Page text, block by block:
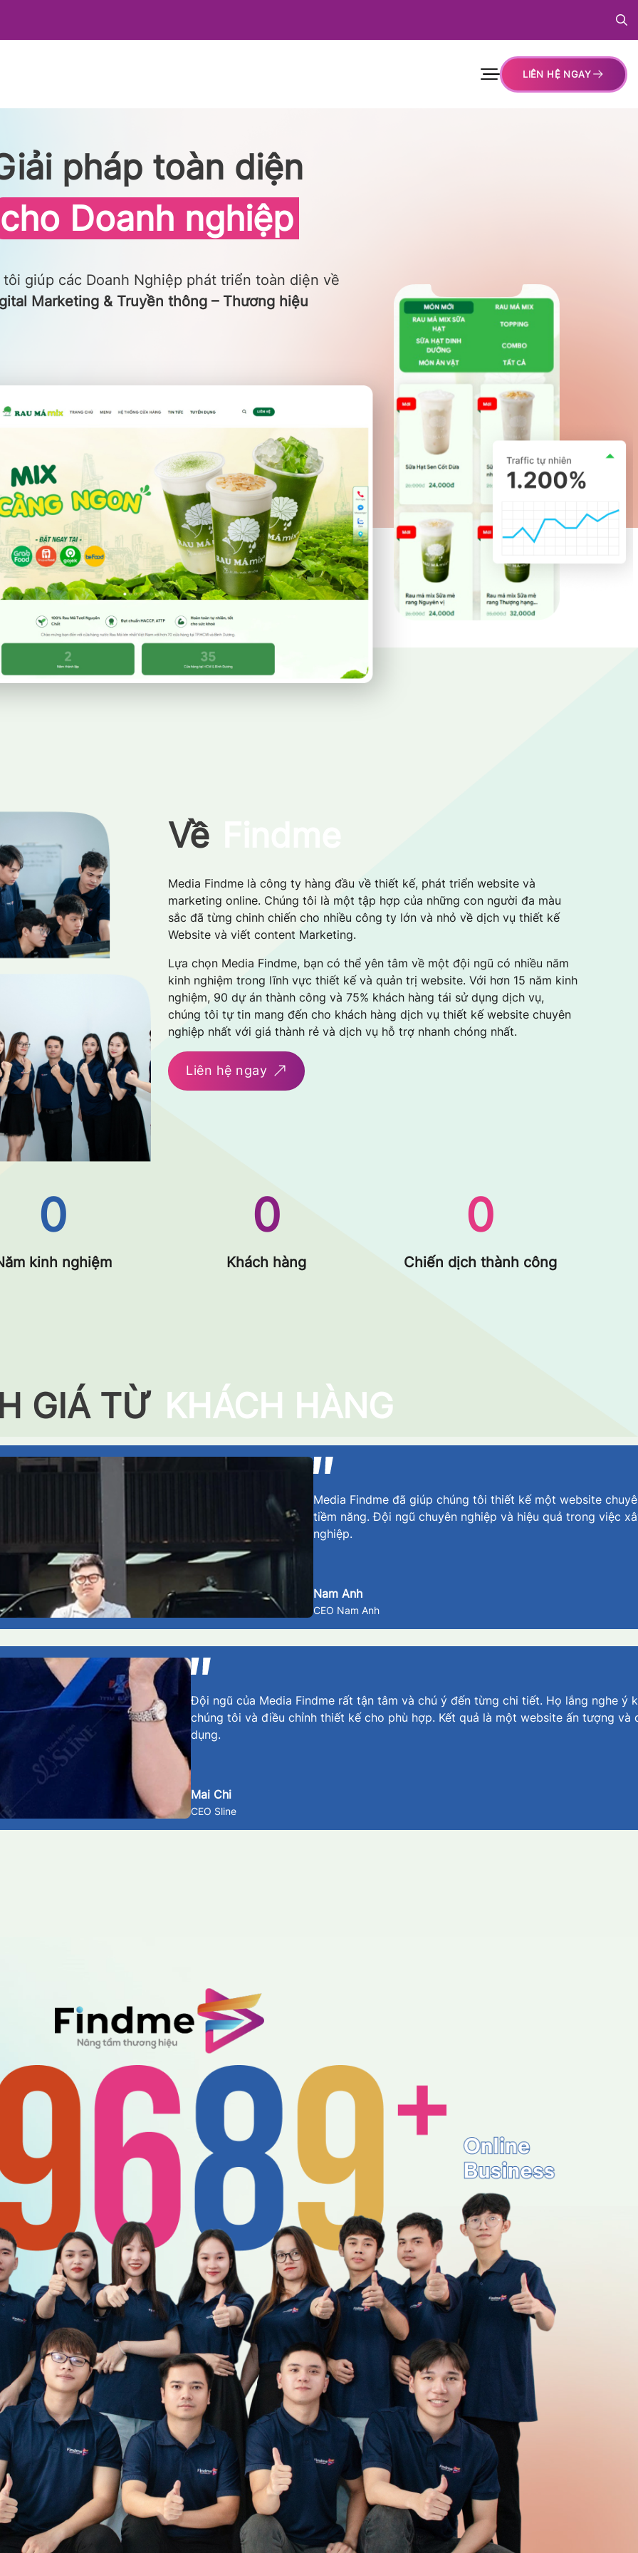
LIÊN HỆ NGAY
pháp toàn diện
cho Doanh nghiệp
giúp các Doanh Nghiệp phát triển toàn diện về
Marketing & Truyền thông – Thương hiệu
Về
Media Findme là công ty hàng đầu về thiết kế, phát triển website và
marketing online. Chúng tôi là một tập hợp của những con người đa màu
sắc đã từng chinh chiến cho nhiều công ty lớn và nhỏ về dịch vụ thiết kế
Website và viết content Marketing.
Lựa chọn Media Findme, bạn có thể yên tâm về một đội ngũ có nhiều năm
kinh nghiệm trong lĩnh vực thiết kế và quản trị website. Với hơn 15 năm kinh
nghiệm, 90 dự án thành công và 75% khách hàng tái sử dụng dịch vụ,
chúng tôi tự tin mang đến cho khách hàng dịch vụ thiết kế website chuyên
nghiệp nhất với giá thành rẻ và dịch vụ hỗ trợ nhanh chóng nhất.
Liên hệ ngay
0
kinh nghiệm
0
Khách hàng
0
Chiến dịch thành công
GIÁ TỪ KHÁCH HÀNG
Media Findme đã giúp chúng tôi thiết kế một website
tiềm năng. Đội ngũ chuyên nghiệp và hiệu quả trong việc
nghiệp.
Nam Anh
CEO Nam Anh
Đội ngũ của Media Findme rất tận tâm và chú ý đến từng chi tiết. Họ lắng nghe ý
chúng tôi và điều chỉnh thiết kế cho phù hợp. Kết quả là một website ấn tượng và
dụng.
Mai Chi
CEO Sline